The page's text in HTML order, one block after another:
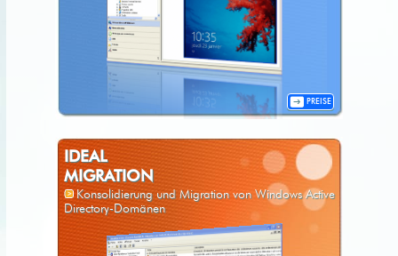
PREISE
IDEAL
MIGRATION
Konsolidierung und Migration von Windows Active
Directory-Domänen